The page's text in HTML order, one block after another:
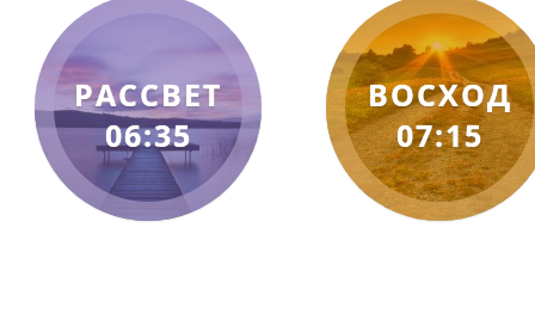
РАССВЕТ
06:35
ВОСХОД
07:15